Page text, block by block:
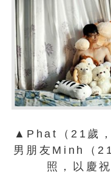
▲Phat（21歲，
男朋友Minh（
照，以慶